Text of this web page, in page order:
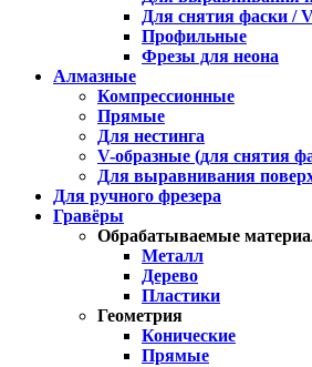
Для снятия фаски /
Профильные
Фрезы для неона
Алмазные
Компрессионные
Прямые
Для нестинга
V-образные (для снятия
Для выравнивания
Для ручного фрезера
Гравёры
Обрабатываемые
Металл
Дерево
Пластики
Геометрия
Конические
Прямые